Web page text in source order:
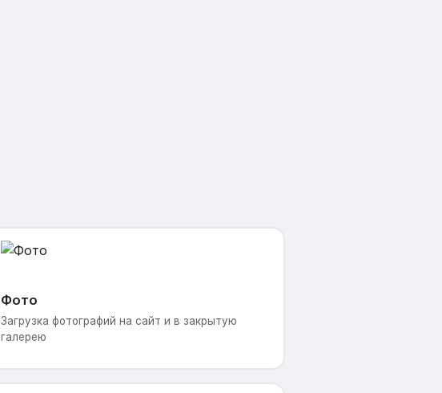
Фото
Загрузка фотографий на сайт и в закрытую
галерею